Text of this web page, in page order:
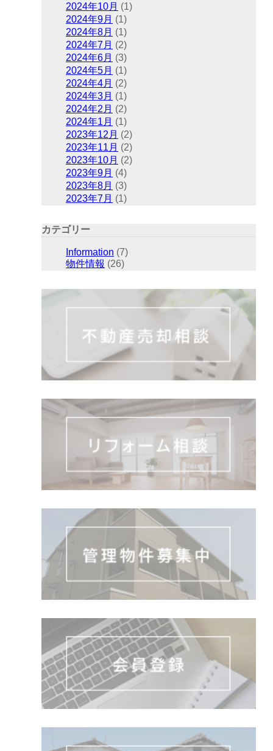
2024年10月 (1)
2024年9月 (1)
2024年8月 (1)
2024年7月 (2)
2024年6月 (3)
2024年5月 (1)
2024年4月 (2)
2024年3月 (1)
2024年2月 (2)
2024年1月 (1)
2023年12月 (2)
2023年11月 (2)
2023年10月 (2)
2023年9月 (4)
2023年8月 (3)
2023年7月 (1)
カテゴリー
Information (7)
物件情報 (26)